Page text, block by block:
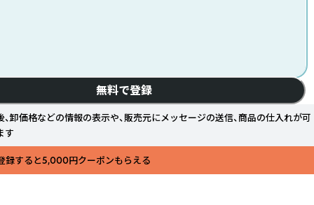
無料で登録
、卸価格などの情報の表示や、販売元にメッセージの送信、商品の仕入れが可
す
登録すると5,000円クーポンもらえる